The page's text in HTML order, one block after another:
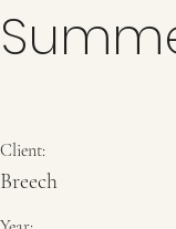
Client:
Breech